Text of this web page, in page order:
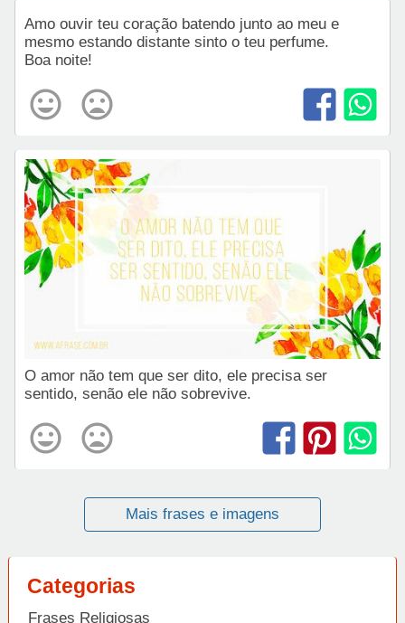
Amo ouvir teu coração batendo junto ao meu e
mesmo estando distante sinto o teu perfume.
Boa noite!
O amor não tem que ser dito, ele precisa ser
sentido, senão ele não sobrevive.
Mais frases e imagens
Categorias
Frases Religiosas